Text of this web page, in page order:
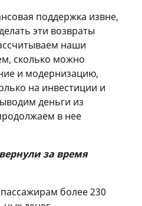
поддержка извне,
эти возвраты
наши
сколько можно
и модернизацию,
на инвестиции и
деньги из
в нее
за время
более 230